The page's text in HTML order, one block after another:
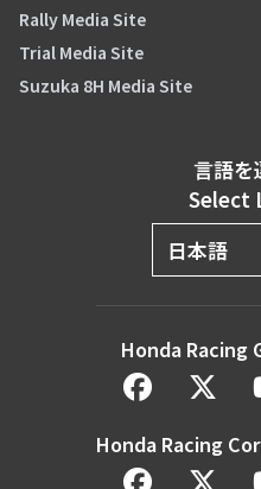
Rally Media Site
Trial Media Site
Suzuka 8H Media Site
言語を
Select
Honda Racing
Honda Racing